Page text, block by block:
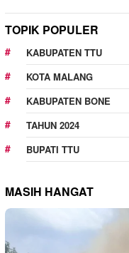
TOPIK POPULER
KABUPATEN TTU
KOTA MALANG
KABUPATEN BONE
TAHUN 2024
BUPATI TTU
MASIH HANGAT